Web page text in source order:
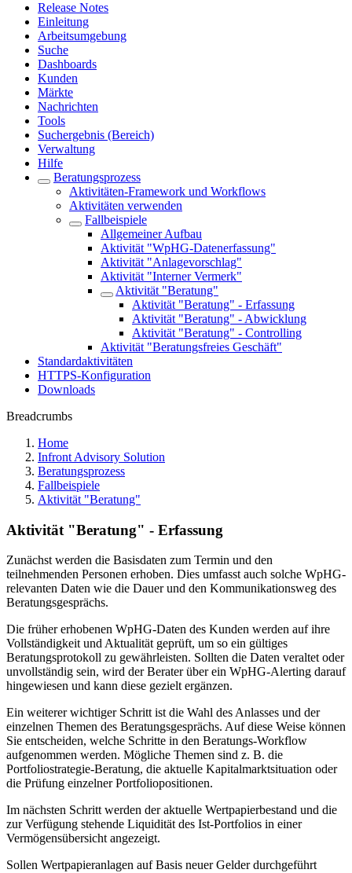
Release Notes
Einleitung
Arbeitsumgebung
Suche
Dashboards
Kunden
Märkte
Nachrichten
Tools
Suchergebnis (Bereich)
Verwaltung
Hilfe
Beratungsprozess
Aktivitäten-Framework und Workflows
Aktivitäten verwenden
Fallbeispiele
Allgemeiner Aufbau
Aktivität "WpHG-Datenerfassung"
Aktivität "Anlagevorschlag"
Aktivität "Interner Vermerk"
Aktivität "Beratung"
Aktivität "Beratung" - Erfassung
Aktivität "Beratung" - Abwicklung
Aktivität "Beratung" - Controlling
Aktivität "Beratungsfreies Geschäft"
Standardaktivitäten
HTTPS-Konfiguration
Downloads
Breadcrumbs
Home
Infront Advisory Solution
Beratungsprozess
Fallbeispiele
Aktivität "Beratung"
Aktivität "Beratung" - Erfassung
Zunächst werden die Basisdaten zum Termin und den
teilnehmenden Personen erhoben. Dies umfasst auch solche WpHG-
relevanten Daten wie die Dauer und den Kommunikationsweg des
Beratungsgesprächs.
Die früher erhobenen WpHG-Daten des Kunden werden auf ihre
Vollständigkeit und Aktualität geprüft, um so ein gültiges
Beratungsprotokoll zu gewährleisten. Sollten die Daten veraltet oder
unvollständig sein, wird der Berater über ein WpHG-Alerting darauf
hingewiesen und kann diese gezielt ergänzen.
Ein weiterer wichtiger Schritt ist die Wahl des Anlasses und der
einzelnen Themen des Beratungsgesprächs. Auf diese Weise können
Sie entscheiden, welche Schritte in den Beratungs-Workflow
aufgenommen werden. Mögliche Themen sind z. B. die
Portfoliostrategie-Beratung, die aktuelle Kapitalmarktsituation oder
die Prüfung einzelner Portfoliopositionen.
Im nächsten Schritt werden der aktuelle Wertpapierbestand und die
zur Verfügung stehende Liquidität des Ist-Portfolios in einer
Vermögensübersicht angezeigt.
Sollen Wertpapieranlagen auf Basis neuer Gelder durchgeführt